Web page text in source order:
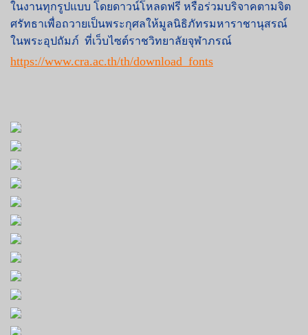
ในงานทุกรูปแบบ โดยดาวน์โหลดฟรี หรือร่วมบริจาคตามจิต
ศรัทธาเพื่อถวายเป็นพระกุศลให้มูลนิธิภัทรมหาราชานุสรณ์
ในพระอุปถัมภ์ ที่เว็บไซต์ราชวิทยาลัยจุฬาภรณ์
https://www.cra.ac.th/th/download_fonts